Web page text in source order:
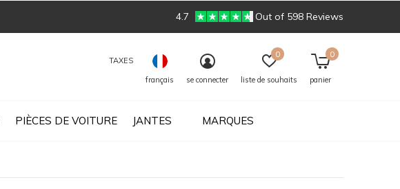
PIÈCES DE VOITURE JANTES MARQUES
TAXES
français
se connecter liste de souhaits
0
panier
0
4.7 Out of 598 Reviews